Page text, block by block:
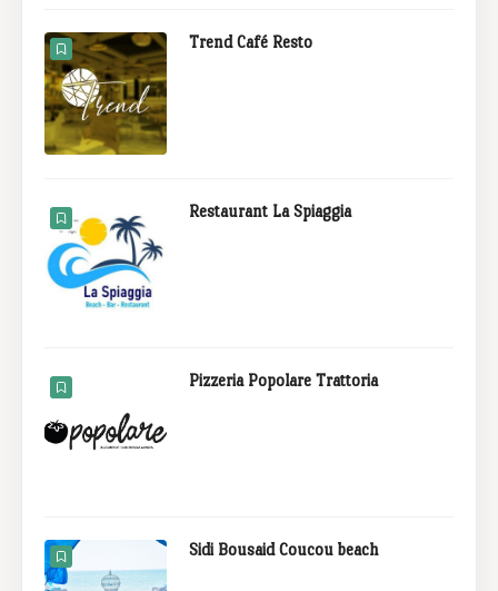
Trend Café Resto
Restaurant La Spiaggia
Pizzeria Popolare Trattoria
Sidi Bousaid Coucou beach